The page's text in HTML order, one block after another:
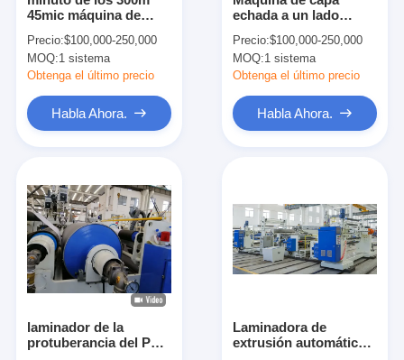
45mic máquina de
laminación de la taza
PBS
Precio:$100,000-250,000
MOQ:1 sistema
Obtenga el último precio
Habla Ahora.
echada a un lado
de la protuberancia del
papel de la taza de
8gsm PE
Precio:$100,000-250,000
MOQ:1 sistema
Obtenga el último precio
Habla Ahora.
laminador de la
protuberancia del PLA
Laminadora de
extrusión automática